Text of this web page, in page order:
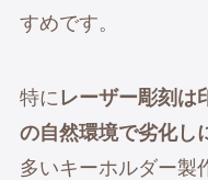
すめです。
特に レーザー彫刻は
の自然環境で劣化し
多いキーホルダー製